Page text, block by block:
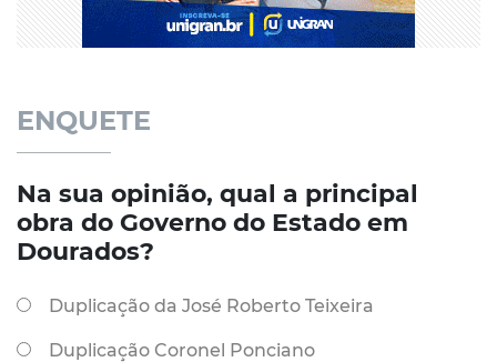
ENQUETE
Na sua opinião, qual a principal
obra do Governo do Estado em
Dourados?
Duplicação da José Roberto Teixeira
Duplicação Coronel Ponciano